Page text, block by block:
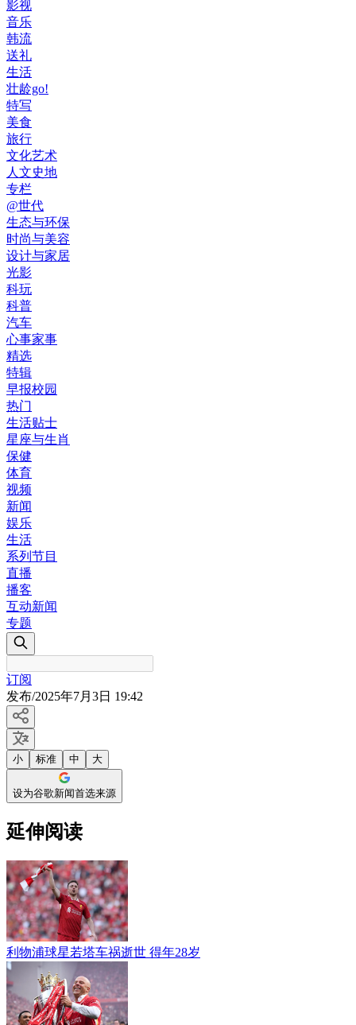
影视
音乐
韩流
送礼
生活
壮龄go!
特写
美食
旅行
文化艺术
人文史地
专栏
@世代
生态与环保
时尚与美容
设计与家居
光影
科玩
科普
汽车
心事家事
精选
特辑
早报校园
热门
生活贴士
星座与生肖
保健
体育
视频
新闻
娱乐
生活
系列节目
直播
播客
互动新闻
专题
订阅
发布/2025年7月3日 19:42
小 标准 中 大
设为谷歌新闻首选来源
延伸阅读
利物浦球星若塔车祸逝世 得年28岁